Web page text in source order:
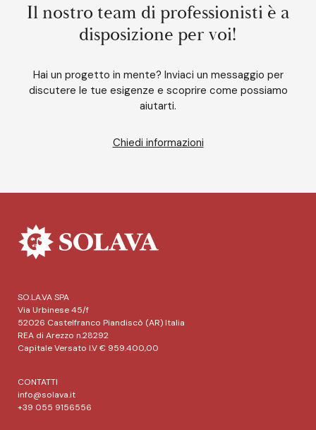
Il nostro team di professionisti è a
disposizione per voi!
Hai un progetto in mente? Inviaci un messaggio per
discutere le tue esigenze e scoprire come possiamo
aiutarti.
Chiedi informazioni
SO.LA.VA SPA
Via Urbinese 45/f
52026 Castelfranco Piandiscò (AR) Italia
REA di Arezzo n.28292
Capitale Versato I.V € 959.400,00
CONTATTI
info@solava.it
+39 055 9156556